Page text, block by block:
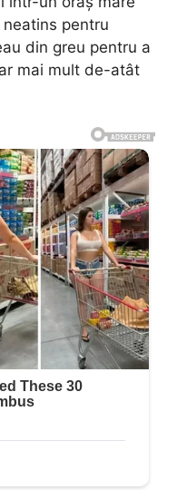
pentru
din greu pentru a
mai mult de-atât